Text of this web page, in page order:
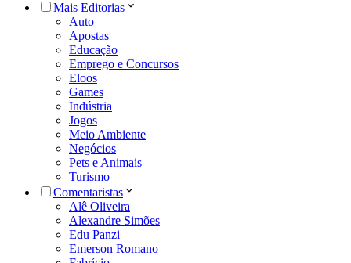
Mais Editorias
Auto
Apostas
Educação
Emprego e Concursos
Eloos
Games
Indústria
Jogos
Meio Ambiente
Negócios
Pets e Animais
Turismo
Comentaristas
Alê Oliveira
Alexandre Simões
Edu Panzi
Emerson Romano